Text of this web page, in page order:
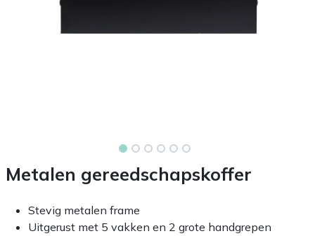
Metalen gereedschapskoffer
Stevig metalen frame
Uitgerust met 5 vakken en 2 grote handgrepen